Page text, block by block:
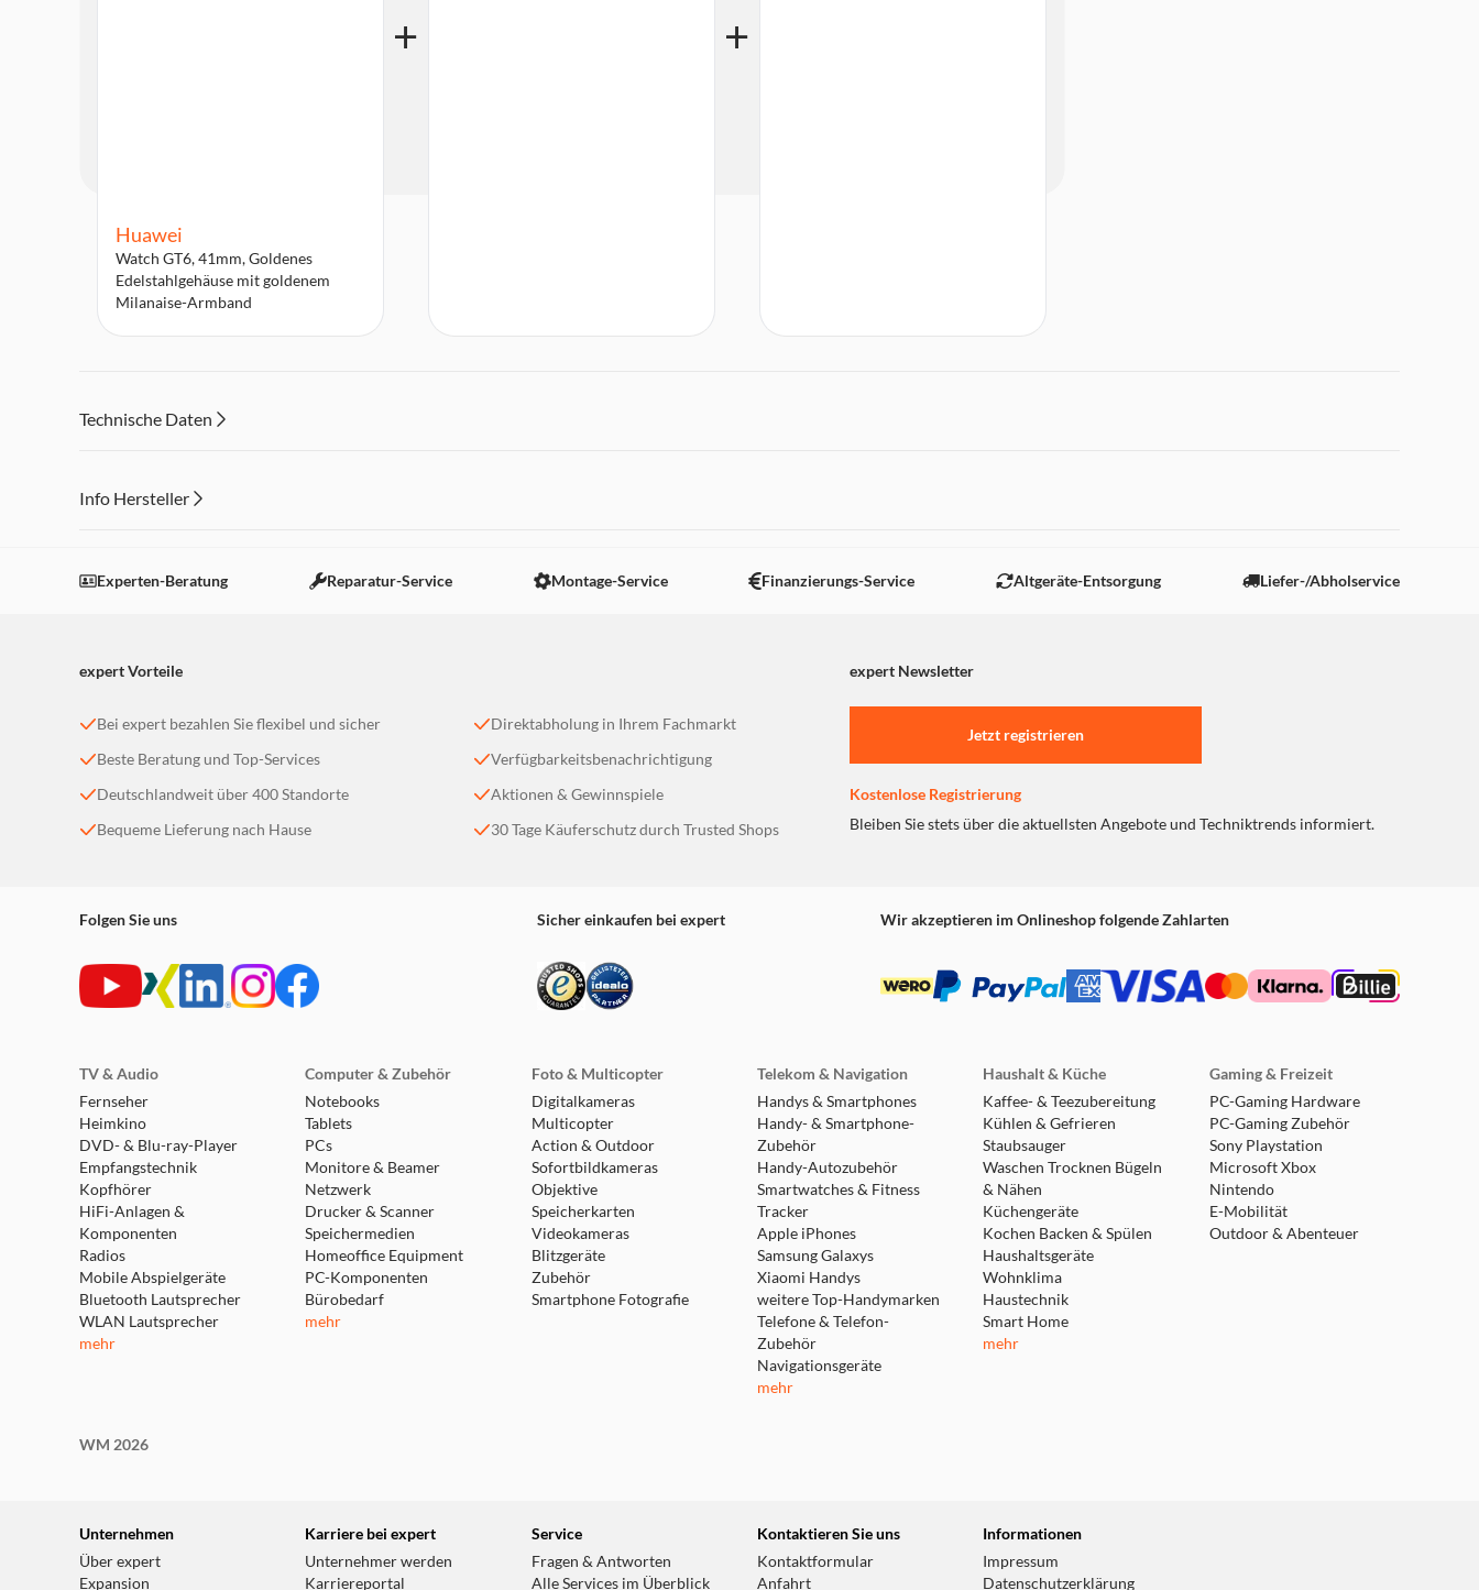
Huawei
Watch GT6, 41mm, Goldenes
Edelstahlgehäuse mit goldenem
Milanaise-Armband
Technische Daten
Info Hersteller
Einstellungen anpassen
Experten-Beratung Reparatur-Service Montage-Service Finanzierungs-Service Altgeräte-Entsorgung Liefer-/Abholservice
expert Vorteile expert Newsletter
Bei expert bezahlen Sie flexibel und sicher
Beste Beratung und Top-Services
Deutschlandweit über 400 Standorte
Bequeme Lieferung nach Hause
Direktabholung in Ihrem Fachmarkt
Verfügbarkeitsbenachrichtigung
Aktionen & Gewinnspiele
30 Tage Käuferschutz durch Trusted Shops
Jetzt registrieren
Kostenlose Registrierung
Bleiben Sie stets über die aktuellsten Angebote und Techniktrends informiert.
Folgen Sie uns Sicher einkaufen bei expert Wir akzeptieren im Onlineshop folgende Zahlarten
TV & Audio
Fernseher
Heimkino
DVD- & Blu-ray-Player
Empfangstechnik
Kopfhörer
HiFi-Anlagen &
Komponenten
Radios
Mobile Abspielgeräte
Bluetooth Lautsprecher
WLAN Lautsprecher
mehr
Computer & Zubehör
Notebooks
Tablets
PCs
Monitore & Beamer
Netzwerk
Drucker & Scanner
Speichermedien
Homeoffice Equipment
PC-Komponenten
Bürobedarf
mehr
Foto & Multicopter
Digitalkameras
Multicopter
Action & Outdoor
Sofortbildkameras
Objektive
Speicherkarten
Videokameras
Blitzgeräte
Zubehör
Smartphone Fotografie
Telekom & Navigation
Handys & Smartphones
Handy- & Smartphone-
Zubehör
Handy-Autozubehör
Smartwatches & Fitness
Tracker
Apple iPhones
Samsung Galaxys
Xiaomi Handys
weitere Top-Handymarken
Telefone & Telefon-
Zubehör
Navigationsgeräte
mehr
Haushalt & Küche
Kaffee- & Teezubereitung
Kühlen & Gefrieren
Staubsauger
Waschen Trocknen Bügeln
& Nähen
Küchengeräte
Kochen Backen & Spülen
Haushaltsgeräte
Wohnklima
Haustechnik
Smart Home
mehr
Gaming & Freizeit
PC-Gaming Hardware
PC-Gaming Zubehör
Sony Playstation
Microsoft Xbox
Nintendo
E-Mobilität
Outdoor & Abenteuer
WM 2026
Unternehmen
Über expert
Expansion
Karriere bei expert
Unternehmer werden
Karriereportal
Service
Fragen & Antworten
Alle Services im Überblick
Kontaktieren Sie uns
Kontaktformular
Anfahrt
Informationen
Impressum
Datenschutzerklärung